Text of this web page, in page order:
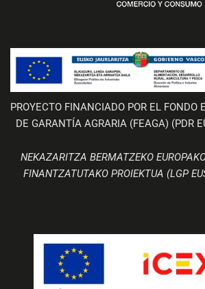
PROYECTO FINANCIADO POR EL FONDO
DE GARANTÍA AGRARIA (FEAGA) (PDR
NEKAZARITZA BERMATZEKO
FINANTZATUTAKO PROIEKTUA (LGP